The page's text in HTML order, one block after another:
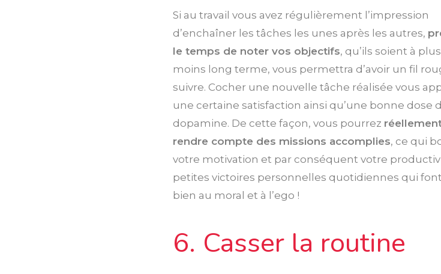
Si au travail vous avez régulièrement l’impression
d’enchaîner les tâches les unes après les autres,
le temps de noter vos objectifs, qu’ils soient à
moins long terme, vous permettra d’avoir un fil
suivre. Cocher une nouvelle tâche réalisée vous
une certaine satisfaction ainsi qu’une bonne dose
dopamine. De cette façon, vous pourrez
rendre compte des missions accomplies, ce qui
votre motivation et par conséquent votre
petites victoires personnelles quotidiennes qui
bien au moral et à l’ego !
6. Casser la routine